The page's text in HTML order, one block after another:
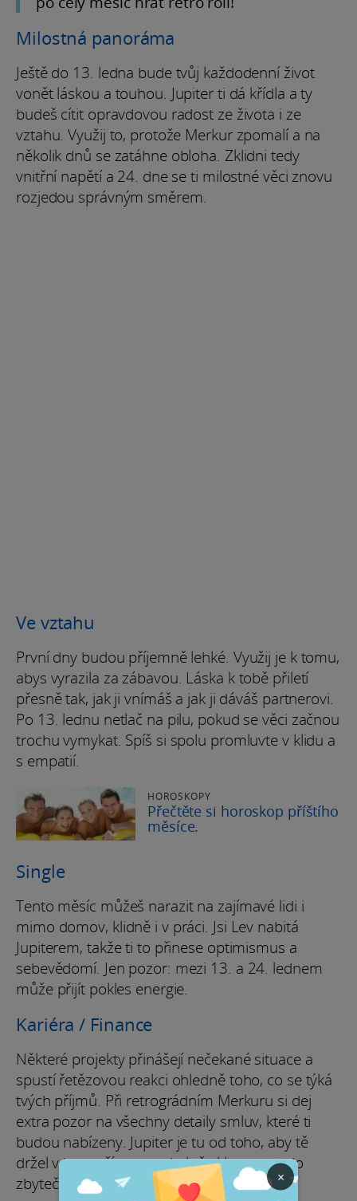
Milostná panoráma
Ještě do 13. ledna bude tvůj každodenní život
vonět láskou a touhou. Jupiter ti dá křídla a ty
budeš cítit opravdovou radost ze života i ze
vztahu. Využij to, protože Merkur zpomalí a na
několik dnů se zatáhne obloha. Zklidni tedy
vnitřní napětí a 24. dne se ti milostné věci znovu
rozjedou správným směrem.
Ve vztahu
První dny budou příjemně lehké. Využij je k tomu,
abys vyrazila za zábavou. Láska k tobě přiletí
přesně tak, jak ji vnímáš a jak ji dáváš partnerovi.
Po 13. lednu netlač na pilu, pokud se věci začnou
trochu vymykat. Spíš si spolu promluvte v klidu a
s empatií.
HOROSKOPY
Přečtěte si horoskop příštího
měsíce.
Single
Tento měsíc můžeš narazit na zajímavé lidi i
mimo domov, klidně i v práci. Jsi Lev nabitá
Jupiterem, takže ti to přinese optimismus a
sebevědomí. Jen pozor: mezi 13. a 24. lednem
může přijít pokles energie.
Kariéra / Finance
Některé projekty přinášejí nečekané situace a
spustí řetězovou reakci ohledně toho, co se týká
tvých příjmů. Při retrográdním Merkuru si dej
extra pozor na všechny detaily smluv, které ti
budou nabízeny. Jupiter je tu od toho, aby tě
držel v bezpečí a nenechal tě sklouznout do
zbytečných chyb.
×